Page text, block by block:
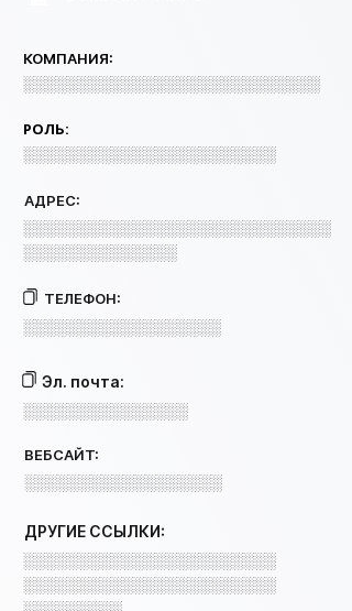
КОМПАНИЯ:
░░░░░░░░░░░░░░░░░░░░░░░░░░░
РОЛЬ:
░░░░░░░░░░░░░░░░░░░░░░░
АДРЕС:
░░░░░░░░░░░░░░░░░░░░░░░░░░░░
░░░░░░░░░░░░░░
ТЕЛЕФОН:
░░░░░░░░░░░░░░░░░░
Эл. почта:
░░░░░░░░░░░░░░░
ВЕБСАЙТ:
░░░░░░░░░░░░░░░░░░
ДРУГИЕ ССЫЛКИ:
░░░░░░░░░░░░░░░░░░░░░░░
░░░░░░░░░░░░░░░░░░░░░░░